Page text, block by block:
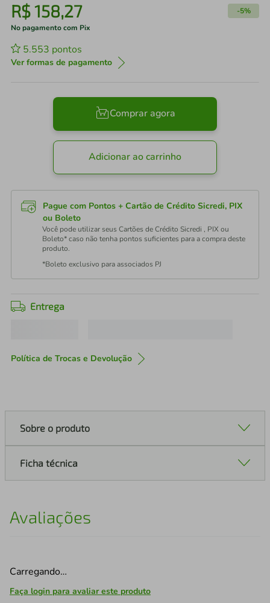
R$158,27 -5%
No pagamento com Pix
5.553 pontos
Ver formas de pagamento
Comprar agora
Adicionar ao carrinho
Pague com Pontos + Cartão de Crédito Sicredi, PIX
ou Boleto
Você pode utilizar seus Cartões de Crédito Sicredi , PIX ou
Boleto* caso não tenha pontos suficientes para a compra deste
produto.
*Boleto exclusivo para associados PJ
Entrega
Política de Trocas e Devolução
Sobre o produto
Ficha técnica
Avaliações
Carregando…
Faça login para avaliar este produto